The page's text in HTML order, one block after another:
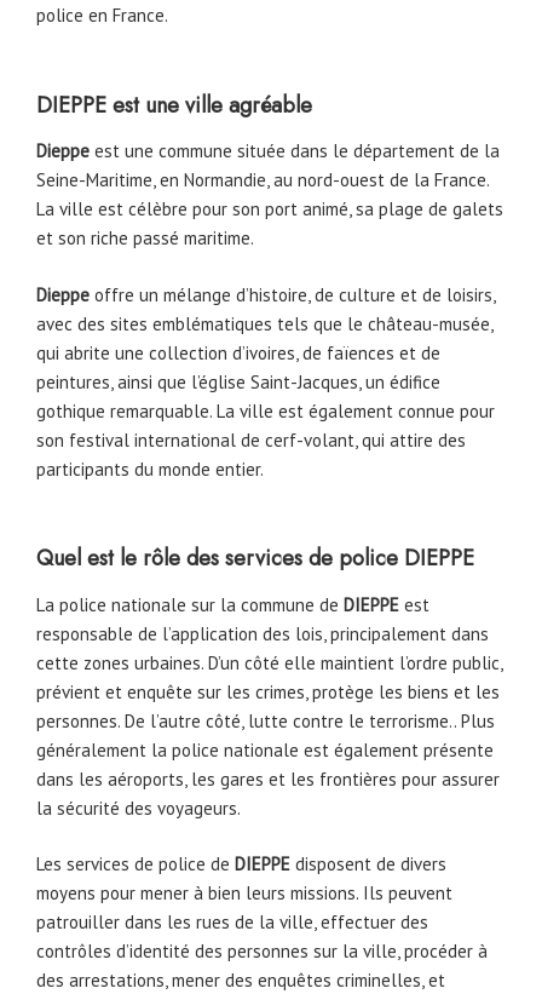
police en France.
DIEPPE est une ville agréable
Dieppe est une commune située dans le département de la
Seine-Maritime, en Normandie, au nord-ouest de la France.
La ville est célèbre pour son port animé, sa plage de galets
et son riche passé maritime.
Dieppe offre un mélange d’histoire, de culture et de loisirs,
avec des sites emblématiques tels que le château-musée,
qui abrite une collection d’ivoires, de faïences et de
peintures, ainsi que l’église Saint-Jacques, un édifice
gothique remarquable. La ville est également connue pour
son festival international de cerf-volant, qui attire des
participants du monde entier.
Quel est le rôle des services de police DIEPPE
La police nationale sur la commune de DIEPPE est
responsable de l’application des lois, principalement dans
cette zones urbaines. D’un côté elle maintient l’ordre public,
prévient et enquête sur les crimes, protège les biens et les
personnes. De l’autre côté, lutte contre le terrorisme.. Plus
généralement la police nationale est également présente
dans les aéroports, les gares et les frontières pour assurer
la sécurité des voyageurs.
Les services de police de DIEPPE disposent de divers
moyens pour mener à bien leurs missions. Ils peuvent
patrouiller dans les rues de la ville, effectuer des
contrôles d’identité des personnes sur la ville, procéder à
des arrestations, mener des enquêtes criminelles, et